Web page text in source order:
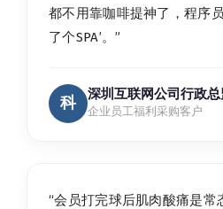
都不用靠咖啡提神了，程序
了个SPA’。”
科 深圳互联网公司行政总
企业员工福利采购客户
“会员打完球后肌肉酸痛是常